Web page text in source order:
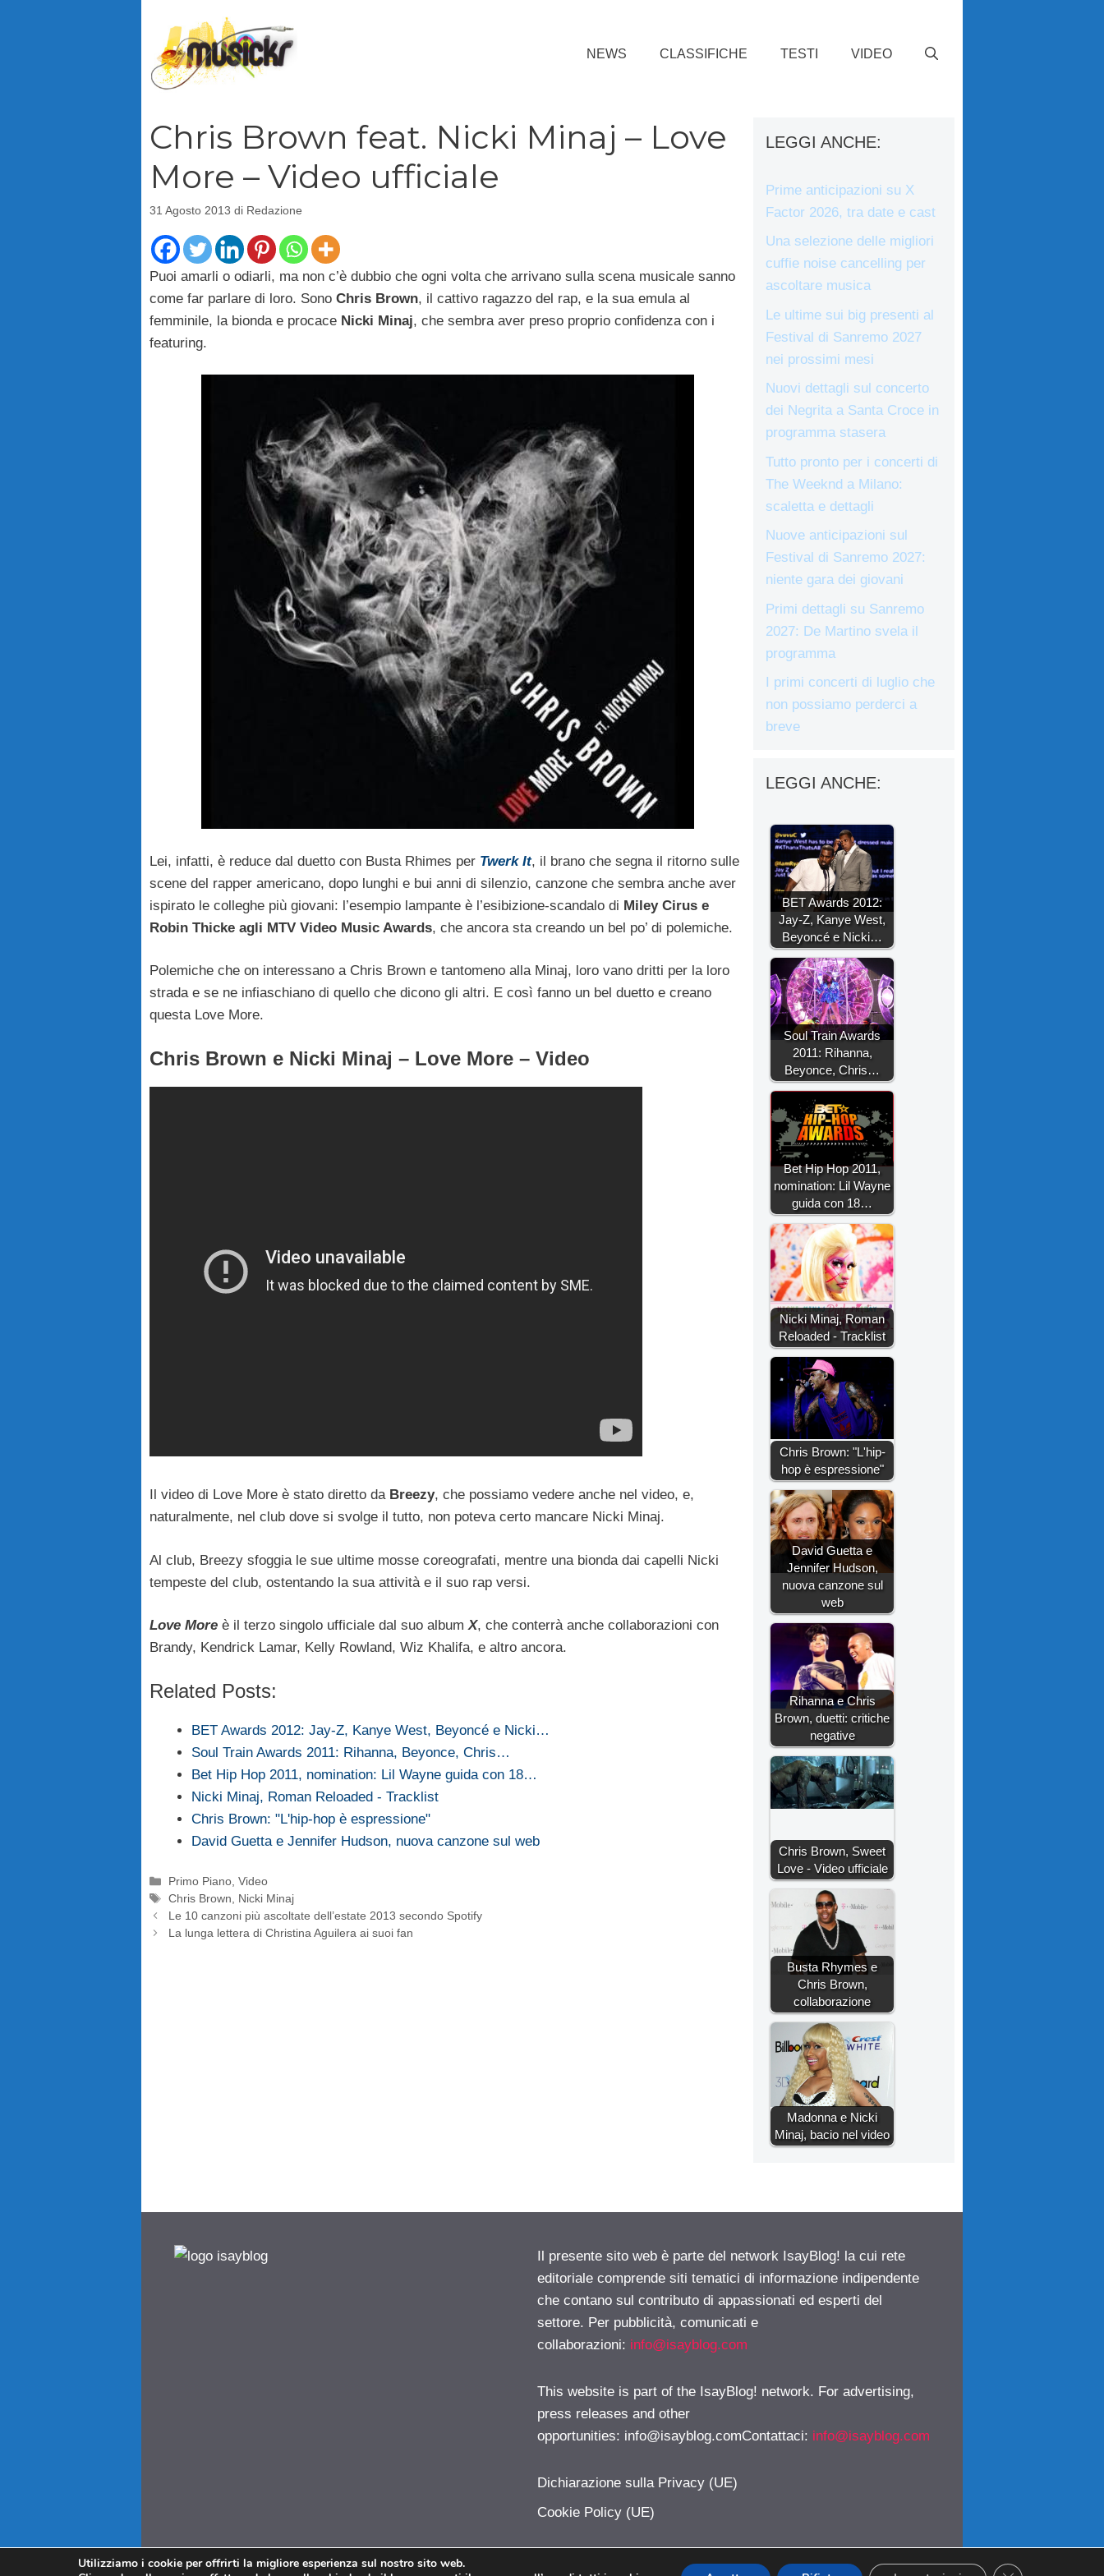
NEWS CLASSIFICHE TESTI VIDEO
Chris Brown feat. Nicki Minaj – Love
More – Video ufficiale
31 Agosto 2013 di Redazione
Puoi amarli o odiarli, ma non c’è dubbio che ogni volta che arrivano sulla scena musicale sanno
come far parlare di loro. Sono Chris Brown, il cattivo ragazzo del rap, e la sua emula al
femminile, la bionda e procace Nicki Minaj, che sembra aver preso proprio confidenza con i
featuring.
Lei, infatti, è reduce dal duetto con Busta Rhimes per Twerk It, il brano che segna il ritorno sulle
scene del rapper americano, dopo lunghi e bui anni di silenzio, canzone che sembra anche aver
ispirato le colleghe più giovani: l’esempio lampante è l’esibizione-scandalo di Miley Cirus e
Robin Thicke agli MTV Video Music Awards, che ancora sta creando un bel po’ di polemiche.
Polemiche che on interessano a Chris Brown e tantomeno alla Minaj, loro vano dritti per la loro
strada e se ne infiaschiano di quello che dicono gli altri. E così fanno un bel duetto e creano
questa Love More.
Chris Brown e Nicki Minaj – Love More – Video
Il video di Love More è stato diretto da Breezy, che possiamo vedere anche nel video, e,
naturalmente, nel club dove si svolge il tutto, non poteva certo mancare Nicki Minaj.
Al club, Breezy sfoggia le sue ultime mosse coreografati, mentre una bionda dai capelli Nicki
tempeste del club, ostentando la sua attività e il suo rap versi.
Love More è il terzo singolo ufficiale dal suo albumX, che conterrà anche collaborazioni con
Brandy, Kendrick Lamar, Kelly Rowland, Wiz Khalifa, e altro ancora.
Related Posts:
BET Awards 2012: Jay-Z, Kanye West, Beyoncé e Nicki…
Soul Train Awards 2011: Rihanna, Beyonce, Chris…
Bet Hip Hop 2011, nomination: Lil Wayne guida con 18…
Nicki Minaj, Roman Reloaded - Tracklist
Chris Brown: "L'hip-hop è espressione"
David Guetta e Jennifer Hudson, nuova canzone sul web
Categorie
Primo Piano,Video
Tag
Chris Brown, Nicki Minaj
Le 10 canzoni più ascoltate dell’estate 2013 secondo Spotify
La lunga lettera di Christina Aguilera ai suoi fan
LEGGI ANCHE:
Prime anticipazioni su X
Factor 2026, tra date e cast
Una selezione delle migliori
cuffie noise cancelling per
ascoltare musica
Le ultime sui big presenti al
Festival di Sanremo 2027
nei prossimi mesi
Nuovi dettagli sul concerto
dei Negrita a Santa Croce in
programma stasera
Tutto pronto per i concerti di
The Weeknd a Milano:
scaletta e dettagli
Nuove anticipazioni sul
Festival di Sanremo 2027:
niente gara dei giovani
Primi dettagli su Sanremo
2027: De Martino svela il
programma
I primi concerti di luglio che
non possiamo perderci a
breve
LEGGI ANCHE:
BET Awards 2012:
Jay-Z, Kanye West,
Beyoncé e Nicki…
Soul Train Awards
2011: Rihanna,
Beyonce, Chris…
Bet Hip Hop 2011,
nomination: Lil Wayne
guida con 18…
Nicki Minaj, Roman
Reloaded - Tracklist
Chris Brown: "L'hip-
hop è espressione"
David Guetta e
Jennifer Hudson,
nuova canzone sul
web
Rihanna e Chris
Brown, duetti: critiche
negative
Chris Brown, Sweet
Love - Video ufficiale
Busta Rhymes e
Chris Brown,
collaborazione
Madonna e Nicki
Minaj, bacio nel video
Il presente sito web è parte del network IsayBlog! la cui rete
editoriale comprende siti tematici di informazione indipendente
che contano sul contributo di appassionati ed esperti del
settore. Per pubblicità, comunicati e
collaborazioni: info@isayblog.com
This website is part of the IsayBlog! network. For advertising,
press releases and other
opportunities: info@isayblog.comContattaci: info@isayblog.com
Dichiarazione sulla Privacy (UE)
Cookie Policy (UE)
Utilizziamo i cookie per offrirti la migliore esperienza sul nostro sito web.